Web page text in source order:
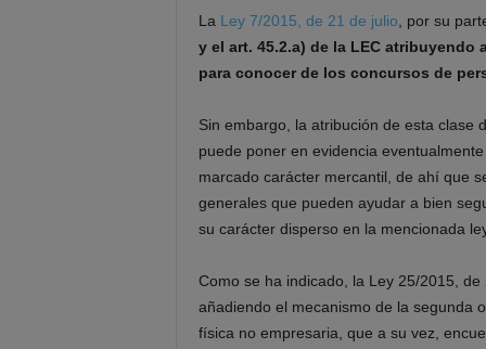
La Ley 7/2015, de 21 de julio, por su
y el art. 45.2.a) de la LEC
para conocer de los concursos de
Sin embargo, la atribución de esta clase
puede poner en evidencia
marcado carácter mercantil, de ahí que
generales que pueden ayudar a bien
su carácter disperso en la mencionada
Como se ha indicado, la Ley 25/2015,
añadiendo el mecanismo de la segunda
física no empresaria, que a su vez,